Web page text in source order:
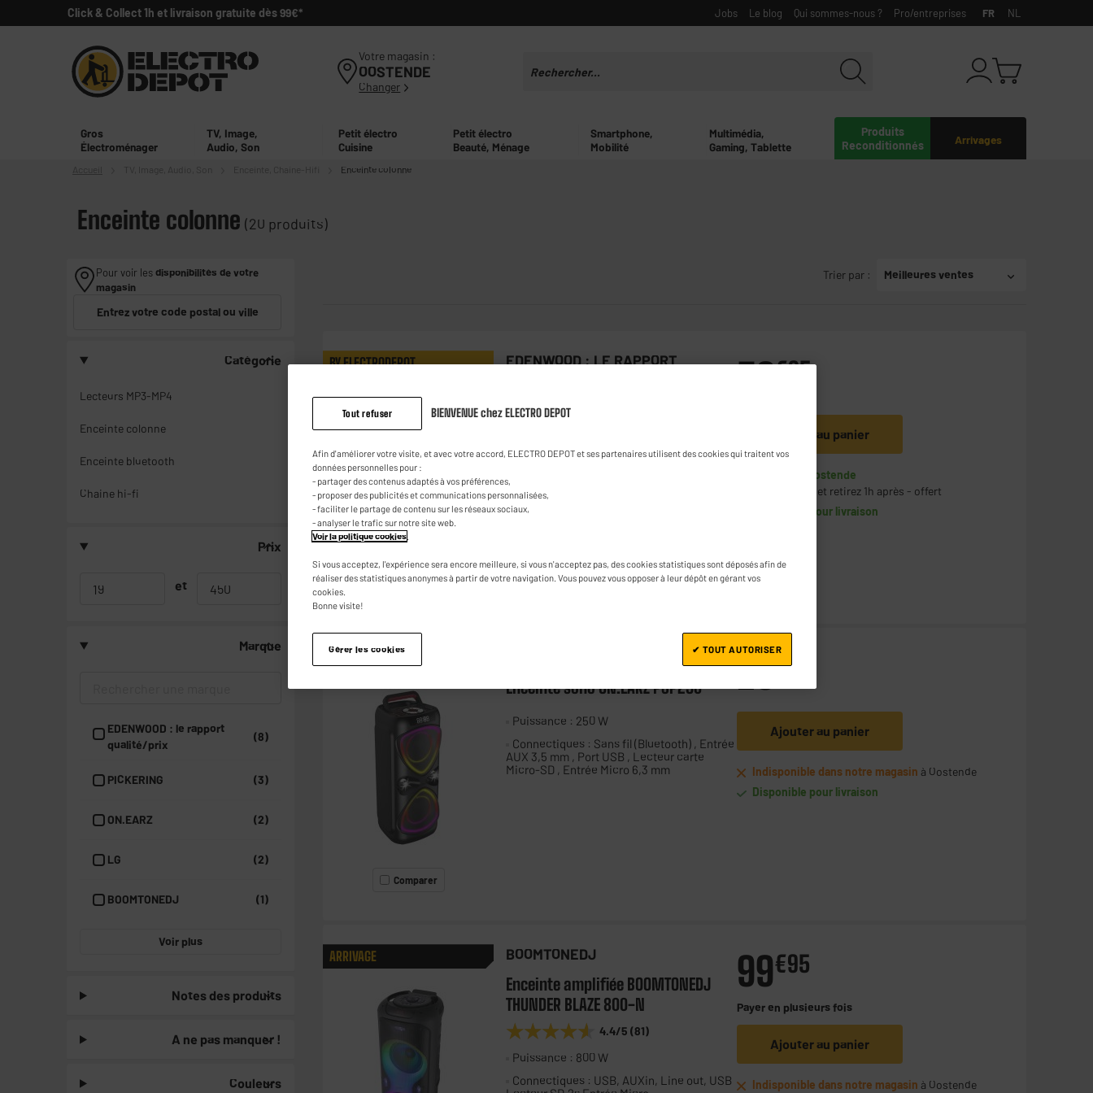
Click & Collect 1h et livraison gratuite dès 99€* Jobs Le blog Qui sommes-nous ? Pro/entreprises FR NL
Votre magasin :
OOSTENDE
Changer
Arrivages
Produits
Reconditionnés
Gros
Électroménager
TV, Image,
Audio, Son
Petit électro
Cuisine
Petit électro
Beauté, Ménage
Smartphone,
Mobilité
Multimédia,
Gaming, Tablette
Accueil Audio, Son Enceinte colonne
Enceinte colonne (20 produits)
Pour voir lesdisponibilités de votre
magasin
Entrez votre code postal ou ville
Catégorie
Lecteurs MP3-MP4
Enceinte colonne
Enceinte bluetooth
Chaine hi-fi
Prix
et
Marque
EDENWOOD : le rapport
qualité/prix
(8)
PICKERING (3)
ON.EARZ (2)
LG (2)
BOOMTONEDJ (1)
Voir plus
Notes des produits
A ne pas manquer !
Couleurs
Trier par : Meilleures ventes
BY ELECTRODEPOT
Comparer
EDENWOOD : LE RAPPORT
Enceinte EDENWOOD PARTY 250
Puissance : 250 W
entree mic
59€95
Ajouter au panier
En stock à Oostende
Commandez et retirez 1h après - offert
Disponible pour livraison
Comparer
Enceinte sono ON.EARZ PSP250
Puissance : 250 W
Connectiques : Sans fil (Bluetooth) , Entrée
AUX 3,5 mm , Port USB , Lecteur carte
Micro-SD , Entrée Micro 6,3 mm
25€95
Ajouter au panier
Indisponible dans notre magasin à Oostende
Disponible pour livraison
ARRIVAGE BOOMTONEDJ
Enceinte amplifiée BOOMTONEDJ
THUNDER BLAZE 800-N
★★★★★
★★★★★ 4.4/5 (81)
Puissance : 800 W
Connectiques : USB, AUXin, Line out, USB
99€95
Payer en plusieurs fois
Ajouter au panier
Indisponible dans notre magasin à Oostende
Tout refuser BIENVENUE chez ELECTRO DEPOT
Afin d'améliorer votre visite, et avec votre accord, ELECTRO DEPOT et ses partenaires utilisent des cookies qui traitent vos
données personnelles pour :
- partager des contenus adaptés à vos préférences,
- proposer des publicités et communications personnalisées,
- faciliter le partage de contenu sur les réseaux sociaux,
- analyser le trafic sur notre site web.
Voir la politique cookies
Si vous acceptez, l'expérience sera encore meilleure, si vous n'acceptez pas, des cookies statistiques sont déposés afin de
réaliser des statistiques anonymes à partir de votre navigation. Vous pouvez vous opposer à leur dépôt en gérant vos
cookies.
Bonne visite!
Gérer les cookies ✔ TOUT AUTORISER